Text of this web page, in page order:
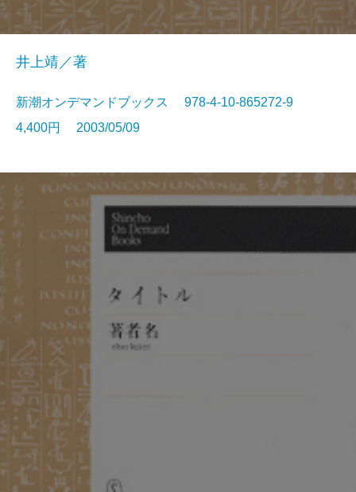
井上靖／著
新潮オンデマンドブックス 978-4-10-865272-9
4,400円 2003/05/09